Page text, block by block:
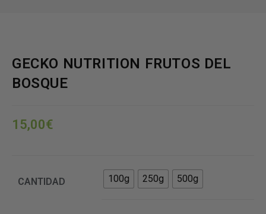
GECKO NUTRITION FRUTOS DEL
BOSQUE
15,00€
CANTIDAD 100g 250g 500g